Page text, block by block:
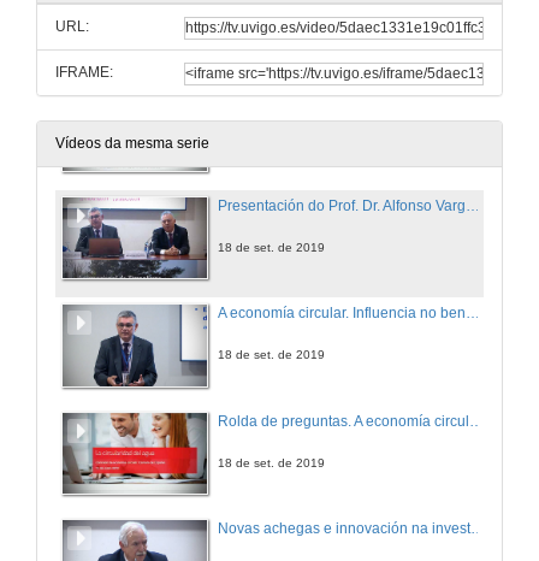
URL:
IFRAME:
Vídeos da mesma serie
18 de set. de 2019
Rolda de preguntas. Sesión Plenaria
18 de set. de 2019
A economía circular. Influencia no benestar e a calidade de vida
18 de set. de 2019
18 de set. de 2019
Novas achegas e innovación na investigación de peloides termais